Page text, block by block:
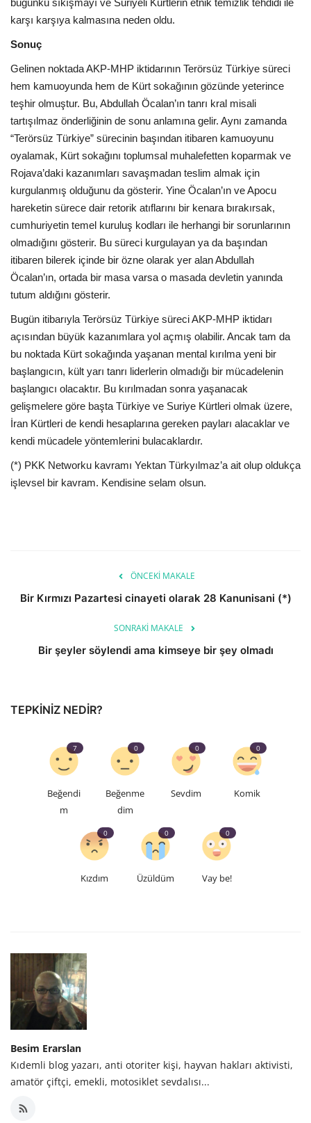
karşı karşıya kalmasına neden oldu.
Sonuç
Gelinen noktada AKP-MHP iktidarının Terörsüz Türkiye süreci
hem kamuoyunda hem de Kürt sokağının gözünde yeterince
teşhir olmuştur. Bu, Abdullah Öcalan’ın tanrı kral misali
tartışılmaz önderliğinin de sonu anlamına gelir. Aynı zamanda
“Terörsüz Türkiye” sürecinin başından itibaren kamuoyunu
oyalamak, Kürt sokağını toplumsal muhalefetten koparmak ve
Rojava’daki kazanımları savaşmadan teslim almak için
kurgulanmış olduğunu da gösterir. Yine Öcalan’ın ve Apocu
hareketin sürece dair retorik atıflarını bir kenara bırakırsak,
cumhuriyetin temel kuruluş kodları ile herhangi bir sorunlarının
olmadığını gösterir. Bu süreci kurgulayan ya da başından
itibaren bilerek içinde bir özne olarak yer alan Abdullah
Öcalan’ın, ortada bir masa varsa o masada devletin yanında
tutum aldığını gösterir.
Bugün itibarıyla Terörsüz Türkiye süreci AKP-MHP iktidarı
açısından büyük kazanımlara yol açmış olabilir. Ancak tam da
bu noktada Kürt sokağında yaşanan mental kırılma yeni bir
başlangıcın, kült yarı tanrı liderlerin olmadığı bir mücadelenin
başlangıcı olacaktır. Bu kırılmadan sonra yaşanacak
gelişmelere göre başta Türkiye ve Suriye Kürtleri olmak üzere,
İran Kürtleri de kendi hesaplarına gereken payları alacaklar ve
kendi mücadele yöntemlerini bulacaklardır.
(*) PKK Networku kavramı Yektan Türkyılmaz’a ait olup oldukça
işlevsel bir kavram. Kendisine selam olsun.
ÖNCEKI MAKALE
Bir Kırmızı Pazartesi cinayeti olarak 28 Kanunisani (*)
SONRAKI MAKALE
Bir şeyler söylendi ama kimseye bir şey olmadı
TEPKINIZ NEDIR?
Beğendi
m
7
Beğenme
dim
0
Sevdim
0
Komik
0
Kızdım
0
Üzüldüm
0
Vay be!
0
Besim Erarslan
Kıdemli blog yazarı, anti otoriter kişi, hayvan hakları aktivisti,
amatör çiftçi, emekli, motosiklet sevdalısı...